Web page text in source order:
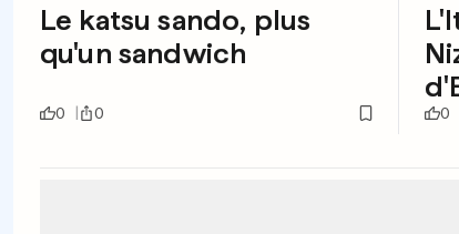
Le katsu sando, plus
qu'un sandwich
0 0 0